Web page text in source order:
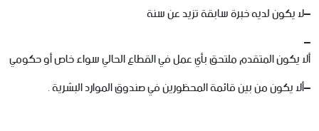
–لايكونلديهخبرةسابقةتزيدعنسنة
–
ألايكونالمتقدمملتحقبأيعملفيالقطاعالحاليسواءخاصأوحكومي
–ألايكونمنبينقائمةالمحظورينفيصندوقالمواردالبشرية.